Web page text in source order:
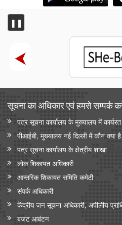
❚❚
सूचना का अधिकार एवं हमसे सम्‍पर्क
पत्र सूचना कार्यालय के मुख्यालय में
पीआईबी, मुख्यालय नई दिल्ली में कौन क्या
पत्र सूचना कार्यालय के क्षेत्रीय शाखा
लोक शिकायत अधिकारी
आन्‍तरिक शिकायत समिति कमेटी
संपर्क अधिकारी
केंद्रीय जन सूचना अधिकारी, अपीलीय
बजट आबंटन